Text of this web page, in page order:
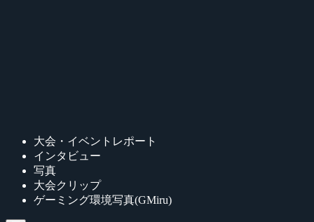
大会・イベントレポート
インタビュー
写真
大会クリップ
ゲーミング環境写真(GMiru)